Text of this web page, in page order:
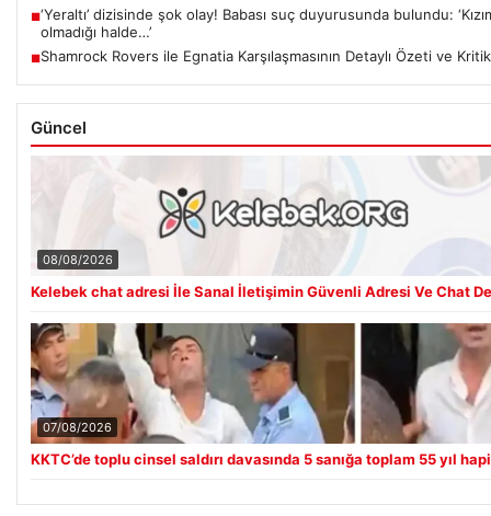
■‘Yeraltı’ dizisinde şok olay! Babası suç duyurusunda bulundu:
olmadığı halde…’
■Shamrock Rovers ile Egnatia Karşılaşmasının Detaylı Özeti ve
Güncel
08/08/2026
Kelebek chat adresi İle Sanal İletişimin Güvenli Adresi Ve Chat
07/08/2026
KKTC’de toplu cinsel saldırı davasında 5 sanığa toplam 55 yıl